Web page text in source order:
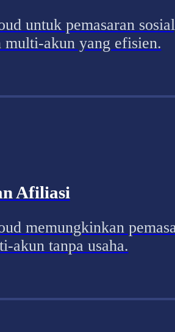
untuk pemasaran
multi-akun yang efisien.
Afiliasi
memungkinkan
akun tanpa usaha.